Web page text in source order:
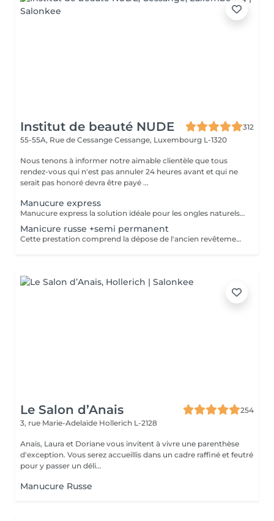
Institut de beauté NUDE
312
55-55A, Rue de Cessange Cessange, Luxembourg L-1320
Nous tenons à informer notre aimable clientèle que tous
rendez-vous qui n'est pas annuler 24 heures avant et qui ne
serait pas honoré devra être payé ...
Manucure express
Manucure express la solution idéale pour les ongles naturels courts. Cette prestation comprend la dépose du revêtement, une préparation rapide des ongles et des cuticules, un renforcement avec une base rubber transparente et une finition avec un top camouflage. Sans modification de la forme naturelle de l'ongle : nous conservons votre forme habituelle, ovale ou carrée.
Manicure russe +semi permanent
Cette prestation comprend la dépose de l'ancien revêtement, le soin des cuticules, le travail des contours de l'ongle, la préparation de la plaque ongulaire et l'application d'un nouveau vernis semi-permanent. Afin de conserver un résultat soigné et durable, un remplissage est recommandé toutes les 2,5 à 3 semaines.
Le Salon d’Anais
254
3, rue Marie-Adelaïde Hollerich L-2128
Anais, Laura et Doriane vous invitent à vivre une parenthèse
d'exception. Vous serez accueillis dans un cadre raffiné et feutré
pour y passer un déli...
Manucure Russe